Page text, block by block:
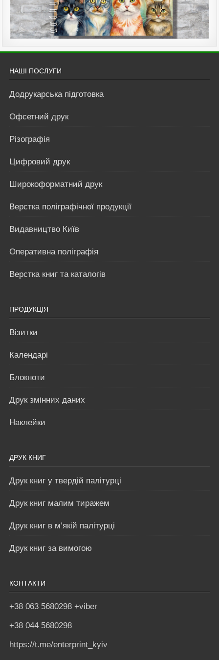
НАШІ ПОСЛУГИ
Додрукарська підготовка
Офсетний друк
Різографія
Цифровий друк
Широкоформатний друк
Верстка поліграфічної продукції
Видавництво Київ
Оперативна поліграфія
Верстка книг та каталогів
ПРОДУКЦІЯ
Візитки
Календарі
Блокноти
Друк змінних даних
Наклейки
ДРУК КНИГ
Друк книг у твердій палітурці
Друк книг малим тиражем
Друк книг в м’якій палітурці
Друк книг за вимогою
КОНТАКТИ
+38 063 5680298 +viber
+38 044 5680298
https://t.me/enterprint_kyiv